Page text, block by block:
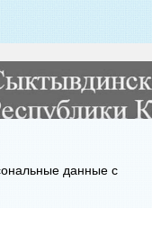
данные с